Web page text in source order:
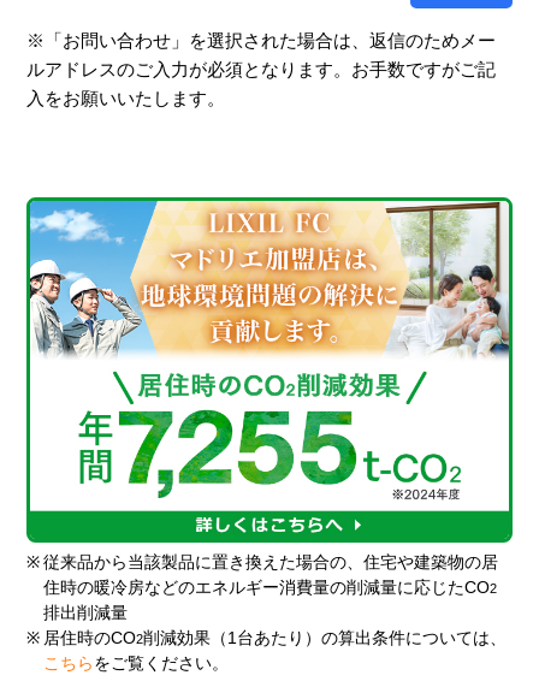
※「お問い合わせ」を選択された場合は、返信のためメー
ルアドレスのご入力が必須となります。お手数ですがご記
入をお願いいたします。
※ 従来品から当該製品に置き換えた場合の、住宅や建築物の居
住時の暖冷房などのエネルギー消費量の削減量に応じたCO2
排出削減量
※ 居住時のCO2削減効果（1台あたり）の算出条件については、
こちら をご覧ください。